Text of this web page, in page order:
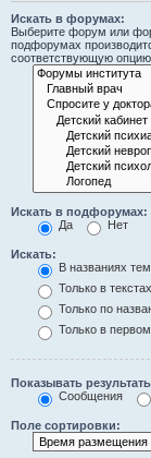
Искать в форумах:
Выберите форум или
подфорумах
соответствующую опцию
Искать в подфорумах:
Да
Нет
Искать:
В названиях
Только в
Только по
Только в
Показывать
Сообщения
Поле сортировки: